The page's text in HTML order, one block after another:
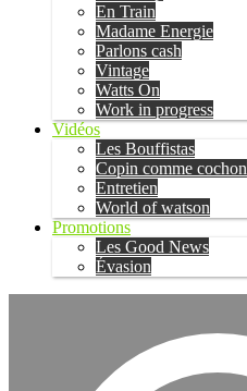
En Train
Madame Energie
Parlons cash
Vintage
Watts On
Work in progress
Vidéos
Les Bouffistas
Copin comme cochon
Entretien
World of watson
Promotions
Les Good News
Évasion